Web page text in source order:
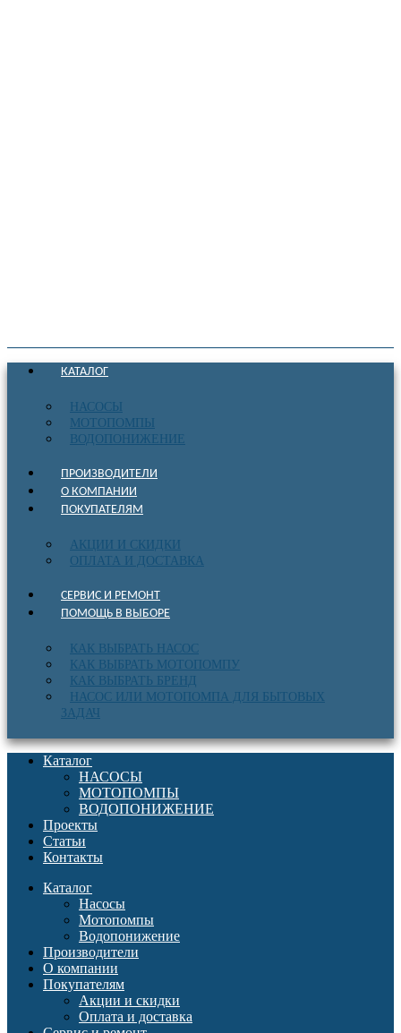
КАТАЛОГ
НАСОСЫ
МОТОПОМПЫ
ВОДОПОНИЖЕНИЕ
ПРОИЗВОДИТЕЛИ
О КОМПАНИИ
ПОКУПАТЕЛЯМ
АКЦИИ И СКИДКИ
ОПЛАТА И ДОСТАВКА
СЕРВИС И РЕМОНТ
ПОМОЩЬ В ВЫБОРЕ
КАК ВЫБРАТЬ НАСОС
КАК ВЫБРАТЬ МОТОПОМПУ
КАК ВЫБРАТЬ БРЕНД
НАСОС ИЛИ МОТОПОМПА ДЛЯ БЫТОВЫХ
ЗАДАЧ
Каталог
НАСОСЫ
МОТОПОМПЫ
ВОДОПОНИЖЕНИЕ
Проекты
Статьи
Контакты
Каталог
Насосы
Мотопомпы
Водопонижение
Производители
О компании
Покупателям
Акции и скидки
Оплата и доставка